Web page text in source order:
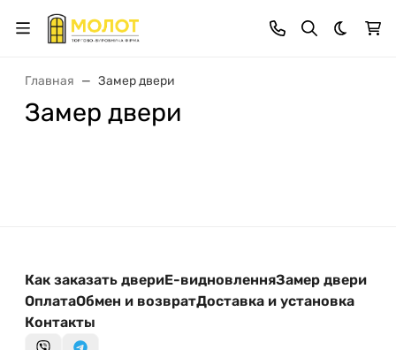
Темная
Главная Замер двери
Замер двери
Как заказать двериЕ-видновленняЗамер двери
ОплатаОбмен и возвратДоставка и установка
Контакты